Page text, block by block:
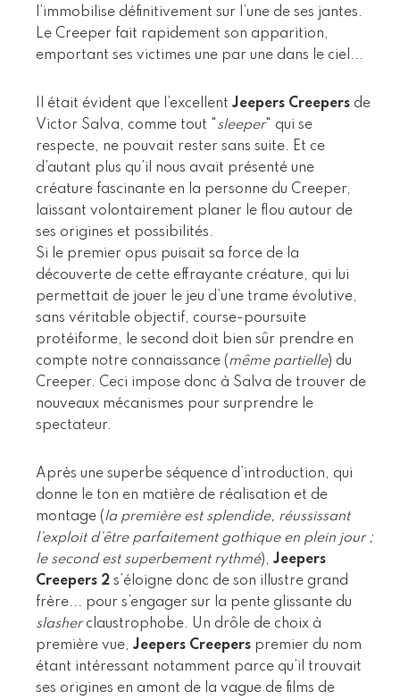
l’immobilise définitivement sur l’une de ses jantes.
Le Creeper fait rapidement son apparition,
emportant ses victimes une par une dans le ciel...
Il était évident que l’excellent Jeepers Creepers de
Victor Salva, comme tout " sleeper" qui se
respecte, ne pouvait rester sans suite. Et ce
d’autant plus qu’il nous avait présenté une
créature fascinante en la personne du Creeper,
laissant volontairement planer le flou autour de
ses origines et possibilités.
Si le premier opus puisait sa force de la
découverte de cette effrayante créature, qui lui
permettait de jouer le jeu d’une trame évolutive,
sans véritable objectif, course-poursuite
protéiforme, le second doit bien sûr prendre en
compte notre connaissance (même partielle) du
Creeper. Ceci impose donc à Salva de trouver de
nouveaux mécanismes pour surprendre le
spectateur.
Après une superbe séquence d’introduction, qui
donne le ton en matière de réalisation et de
montage (la première est splendide, réussissant
l’exploit d’être parfaitement gothique en plein jour ;
le second est superbement rythmé), Jeepers
Creepers 2 s’éloigne donc de son illustre grand
frère... pour s’engager sur la pente glissante du
slasherclaustrophobe. Un drôle de choix à
première vue, Jeepers Creepers premier du nom
étant intéressant notamment parce qu’il trouvait
ses origines en amont de la vague de films de